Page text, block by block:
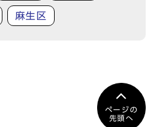
麻生区
ページの
先頭へ